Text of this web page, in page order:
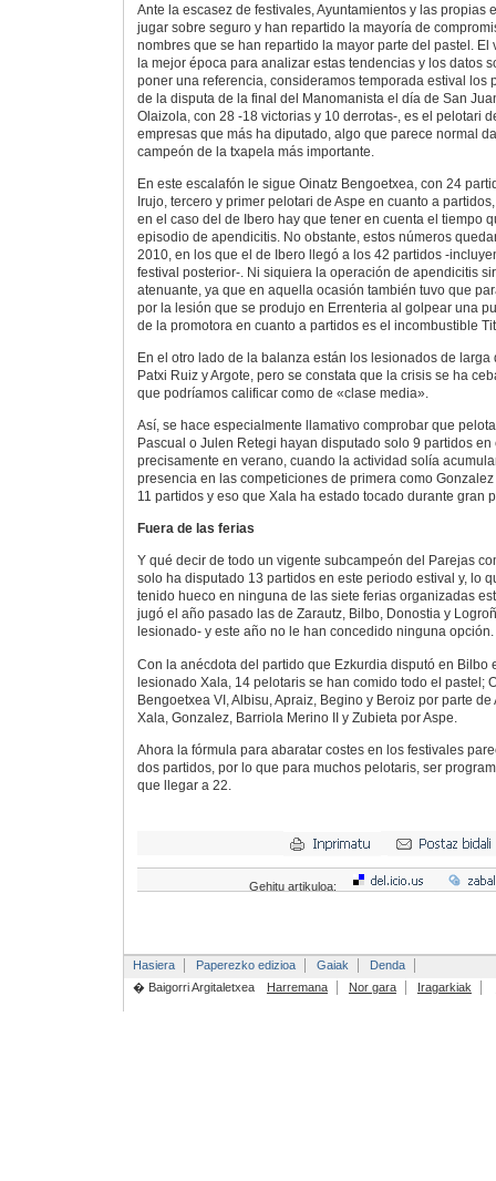
Ante la escasez de festivales, Ayuntamientos y las propias
jugar sobre seguro y han repartido la mayoría de
nombres que se han repartido la mayor parte del pastel.
la mejor época para analizar estas tendencias y los datos
poner una referencia, consideramos temporada estival los
de la disputa de la final del Manomanista el día de San
Olaizola, con 28 -18 victorias y 10 derrotas-, es el pelotari
empresas que más ha diputado, algo que parece normal
campeón de la txapela más importante.
En este escalafón le sigue Oinatz Bengoetxea, con 24
Irujo, tercero y primer pelotari de Aspe en cuanto a
en el caso del de Ibero hay que tener en cuenta el tiempo
episodio de apendicitis. No obstante, estos números
2010, en los que el de Ibero llegó a los 42 partidos -
festival posterior-. Ni siquiera la operación de apendicitis
atenuante, ya que en aquella ocasión también tuvo que
por la lesión que se produjo en Errenteria al golpear una
de la promotora en cuanto a partidos es el incombustible
En el otro lado de la balanza están los lesionados de larga
Patxi Ruiz y Argote, pero se constata que la crisis se ha
que podríamos calificar como de «clase media».
Así, se hace especialmente llamativo comprobar que
Pascual o Julen Retegi hayan disputado solo 9 partidos en
precisamente en verano, cuando la actividad solía
presencia en las competiciones de primera como
11 partidos y eso que Xala ha estado tocado durante gran
Fuera de las ferias
Y qué decir de todo un vigente subcampeón del Parejas
solo ha disputado 13 partidos en este periodo estival y, lo
tenido hueco en ninguna de las siete ferias organizadas
jugó el año pasado las de Zarautz, Bilbo, Donostia y
lesionado- y este año no le han concedido ninguna opción.
Con la anécdota del partido que Ezkurdia disputó en Bilbo
lesionado Xala, 14 pelotaris se han comido todo el pastel;
Bengoetxea VI, Albisu, Apraiz, Begino y Beroiz por parte
Xala, Gonzalez, Barriola Merino II y Zubieta por Aspe.
Ahora la fórmula para abaratar costes en los festivales
dos partidos, por lo que para muchos pelotaris, ser
que llegar a 22.
Gehitu artikuloa:
Hasiera Paperezko edizioa Gaiak
Denda
� Baigorri Argitaletxea
Harremana Nor gara Iragarkiak